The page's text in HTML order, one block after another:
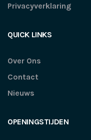
Privacyverklaring
QUICK LINKS
Over Ons
Contact
Nieuws
OPENINGSTIJDEN